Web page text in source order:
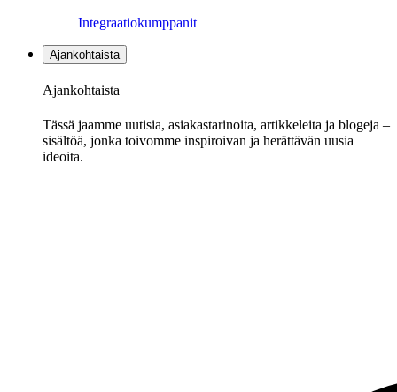
Integraatiokumppanit
Ajankohtaista
Ajankohtaista
Tässä jaamme uutisia, asiakastarinoita, artikkeleita ja blogeja –
sisältöä, jonka toivomme inspiroivan ja herättävän uusia
ideoita.